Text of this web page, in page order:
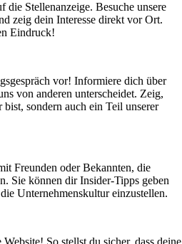
die Stellenanzeige. Besuche unsere
zeig dein Interesse direkt vor Ort.
Eindruck!
vor! Informiere dich über
von anderen unterscheidet. Zeig,
sondern auch ein Teil unserer
Freunden oder Bekannten, die
Sie können dir Insider-Tipps geben
Unternehmenskultur einzustellen.